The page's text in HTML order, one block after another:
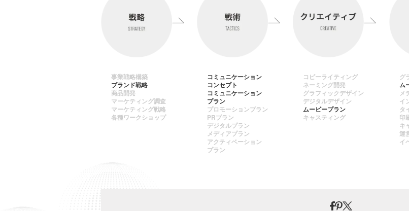
事業戦略構築
ブランド戦略
商品開発
マーケティング調査
マーケティング戦略
各種ワークショップ
コミュニケーション
コンセプト
コミュニケーション
プラン
プロモーションプラン
PRプラン
デジタルプラン
メディアプラン
アクティベーション
プラン
コピーライティング
ネーミング開発
グラフィックデザイン
デジタルデザイン
ムービープラン
キャスティング
グ
ム
メ
イ
タ
印
キ
運
イ